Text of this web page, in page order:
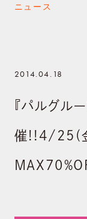
ニュース
2014.04.18
『パルグル
催!!4/25(